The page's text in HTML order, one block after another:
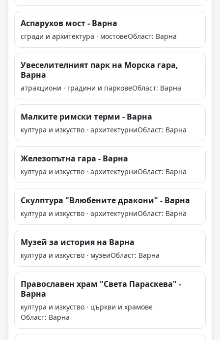
Аспарухов мост - Варна
сгради и архитектура · мостовеОбласт: Варна
Увеселителният парк на Морска гара,
Варна
атракциони · градини и парковеОбласт: Варна
Малките римски терми - Варна
култура и изкуство · архитектурниОбласт: Варна
Железопътна гара - Варна
култура и изкуство · архитектурниОбласт: Варна
Скулптура "Влюбените дракони" - Варна
култура и изкуство · архитектурниОбласт: Варна
Музей за история на Варна
култура и изкуство · музеиОбласт: Варна
Православен храм "Света Параскева" -
Варна
култура и изкуство · църкви и храмове
Област: Варна